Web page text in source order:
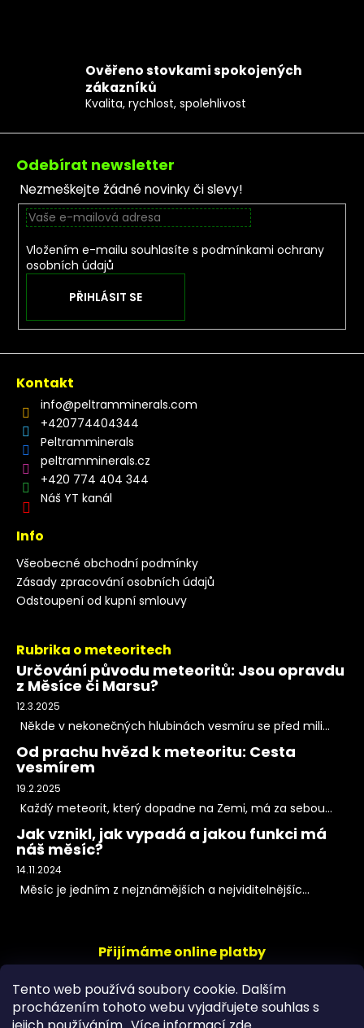
Tento web používá soubory cookie. Dalším
procházením tohoto webu vyjadřujete souhlas s
Ověřeno stovkami spokojených
zákazníků
Kvalita, rychlost, spolehlivost
Zápatí
Odebírat newsletter
Nezmeškejte žádné novinky či slevy!
Vložením e-mailu souhlasíte s podmínkami ochrany
osobních údajů
PŘIHLÁSIT SE
Kontakt
info@peltramminerals.com
+420774404344
Peltramminerals
peltramminerals.cz
+420 774 404 344
Náš YT kanál
Info
Všeobecné obchodní podmínky
Zásady zpracování osobních údajů
Odstoupení od kupní smlouvy
Rubrika o meteoritech
Určování původu meteoritů: Jsou opravdu
z Měsíce či Marsu?
12.3.2025
Někde v nekonečných hlubinách vesmíru se před mili...
Od prachu hvězd k meteoritu: Cesta
vesmírem
19.2.2025
Každý meteorit, který dopadne na Zemi, má za sebou...
Jak vznikl, jak vypadá a jakou funkci má
náš měsíc?
14.11.2024
Měsíc je jedním z nejznámějších a nejviditelnějšíc...
Přijímáme online platby